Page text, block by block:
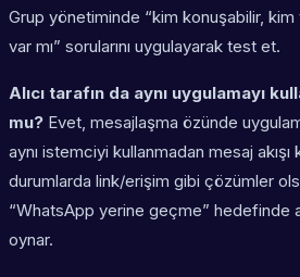
Grup yönetiminde “kim konuşabilir, kim
var mı” sorularını uygulayarak test et.
Alıcı tarafın da aynı uygulamayı
mu? Evet, mesajlaşma özünde
aynı istemciyi kullanmadan mesaj akışı
durumlarda link/erişim gibi çözümler
“WhatsApp yerine geçme” hedefinde
oynar.